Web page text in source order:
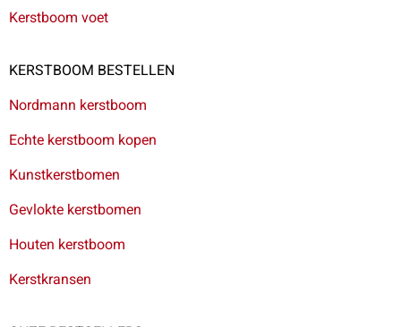
Kerstboom voet
KERSTBOOM BESTELLEN
Nordmann kerstboom
Echte kerstboom kopen
Kunstkerstbomen
Gevlokte kerstbomen
Houten kerstboom
Kerstkransen